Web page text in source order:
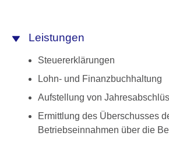
Leistungen
Steuererklärungen
Lohn- und Finanzbuchhaltung
Aufstellung von
Ermittlung des Überschusses
Betriebseinnahmen über die